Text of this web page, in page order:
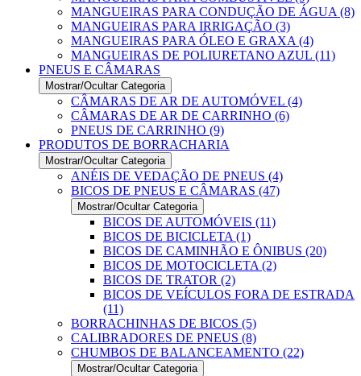
MANGUEIRAS PARA CONDUÇÃO DE ÁGUA (8)
MANGUEIRAS PARA IRRIGAÇÃO (3)
MANGUEIRAS PARA ÓLEO E GRAXA (4)
MANGUEIRAS DE POLIURETANO AZUL (11)
PNEUS E CÂMARAS
Mostrar/Ocultar Categoria
CÂMARAS DE AR DE AUTOMÓVEL (4)
CÂMARAS DE AR DE CARRINHO (6)
PNEUS DE CARRINHO (9)
PRODUTOS DE BORRACHARIA
Mostrar/Ocultar Categoria
ANÉIS DE VEDAÇÃO DE PNEUS (4)
BICOS DE PNEUS E CÂMARAS (47)
Mostrar/Ocultar Categoria
BICOS DE AUTOMÓVEIS (11)
BICOS DE BICICLETA (1)
BICOS DE CAMINHÃO E ÔNIBUS (20)
BICOS DE MOTOCICLETA (2)
BICOS DE TRATOR (2)
BICOS DE VEÍCULOS FORA DE ESTRADA
(11)
BORRACHINHAS DE BICOS (5)
CALIBRADORES DE PNEUS (8)
CHUMBOS DE BALANCEAMENTO (22)
Mostrar/Ocultar Categoria